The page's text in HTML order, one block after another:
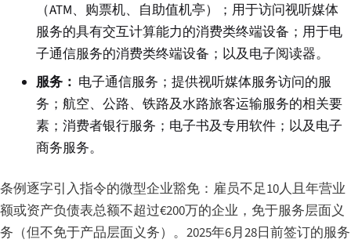
（ATM、购票机、自助值机亭）；用于访问视听媒体
服务的具有交互计算能力的消费类终端设备；用于电
子通信服务的消费类终端设备；以及电子阅读器。
服务： 电子通信服务；提供视听媒体服务访问的服
务；航空、公路、铁路及水路旅客运输服务的相关要
素；消费者银行服务；电子书及专用软件；以及电子
商务服务。
条例逐字引入指令的微型企业豁免：雇员不足10人且年营业
额或资产负债表总额不超过€200万的企业，免于服务层面义
务（但不免于产品层面义务）。2025年6月28日前签订的服务